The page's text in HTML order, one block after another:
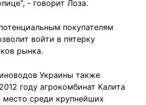
- говорит Лоза.
покупателям
войти в пятерку
рынка.
Украины также
году агрокомбинат Калита
среди крупнейших